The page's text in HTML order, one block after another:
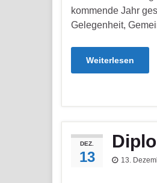
kommende Jahr
Gelegenheit,
Weiterlesen
DEZ.
13 13.